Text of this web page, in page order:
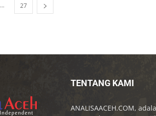
... 27
TENTANG KAMI
ANALISAACEH.COM,